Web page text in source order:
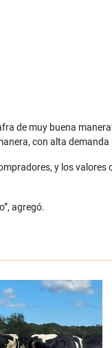
de muy buena
con alta
y los
agregó.